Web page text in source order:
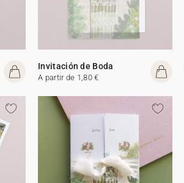
Invitación de Boda
A partir de 1,80 €